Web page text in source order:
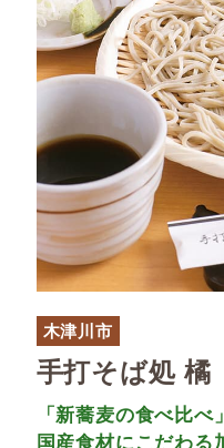
木津川市
手打そば処 橘
「新蕎麦の食べ比べ
国産食材にこだわる